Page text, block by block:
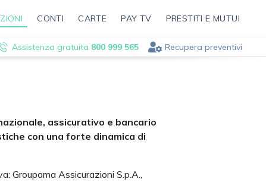
CONTI CARTE PAY TV PRESTITI E MUTUI
Assistenza gratuita 800 999 565
Recupera preventivi
assicurativo e bancario
con una forte dinamica di
Groupama Assicurazioni S.p.A.,